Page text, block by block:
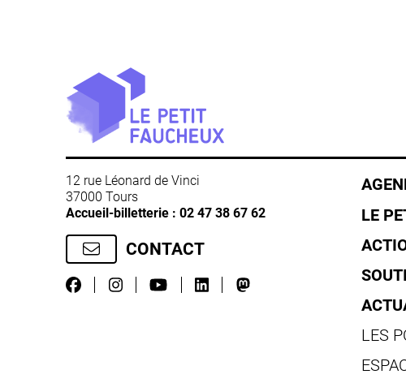
12 rue Léonard de Vinci
37000 Tours
Accueil-billetterie : 02 47 38 67 62
CONTACT
LE
LES